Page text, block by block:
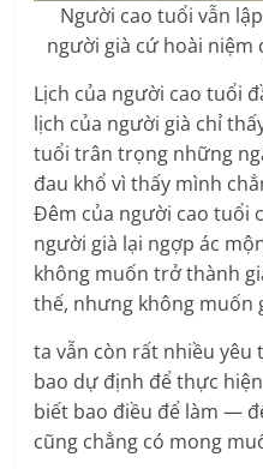
Người cao tuổi vẫn
người già cứ hoài niệm
Lịch của người cao tuổi
lịch của người già chỉ
tuổi trân trọng những
đau khổ vì thấy mình
Đêm của người cao tuổi
người già lại ngợp ác
không muốn trở thành
thế, nhưng không muốn
ta vẫn còn rất nhiều yêu
bao dự định để thực
biết bao điều để làm —
cũng chẳng có mong